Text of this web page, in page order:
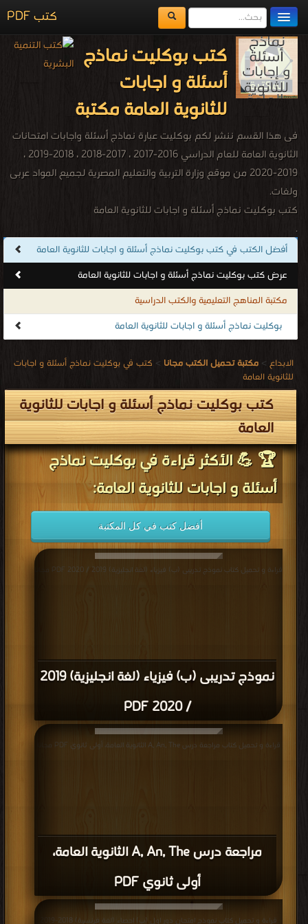
كتب PDF
مكتبة الكتب
المكتبات
يُقرأ حالياً
اضف كتاب
كتب بوكليت نماذج
أسئلة و اجابات
للثانوية العامة مكتبة
فى هذا القسم ننشر لكم بوكليت عبارة نماذج أسئلة واجابات امتحانات
الثانوية العامة للعام الدراسي 2016-2017 ، 2017-2018 ، 2018-2019 ،
2019-2020 من موقع وزارة التربية والتعليم المصرية لجميع المواد عربى
ولغات.
كتب بوكليت نماذج أسئلة و اجابات للثانوية العامة
.
أفضل الكتب في كتب بوكليت نماذج أسئلة و اجابات للثانوية العامة
عرض كتب بوكليت نماذج أسئلة و اجابات للثانوية العامة
مكتبة المناهج التعليمية والكتب الدراسية
بوكليت نماذج أسئلة و اجابات للثانوية العامة
الابداع > مكتبة تحميل الكتب مجانا > كتب في بوكليت نماذج أسئلة و اجابات
للثانوية العامة
كتب بوكليت نماذج أسئلة و اجابات للثانوية
العامة
🏆 💪 الأكثر قراءة في بوكليت نماذج
أسئلة و اجابات للثانوية العامة:
أفضل كتب في كل المكتبة
نموذج تدريبى (ب) فيزياء (لغة انجليزية) 2019
/ 2020 PDF
قراءة و تحميل كتاب نموذج تدريبى (ب) فيزياء (لغة انجليزية) 2019 / 2020 PDF مجانا
مراجعة درس A, An, The الثانوية العامة،
أولى ثانوي PDF
قراءة و تحميل كتاب مراجعة درس A, An, The الثانوية العامة، أولى ثانوي PDF مجانا
قراءة و تحميل كتاب نموذج امتحان دور اول (ب) احصاء (لغة فرنسية) 2018-2019